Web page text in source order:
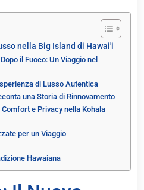
nella Big Island di Hawai'i
il Fuoco: Un Viaggio nel
di Lusso Autentica
una Storia di Rinnovamento
e Privacy nella Kohala
per un Viaggio
Hawaiana